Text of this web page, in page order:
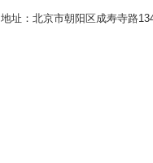
地址：北京市朝阳区成寿寺路